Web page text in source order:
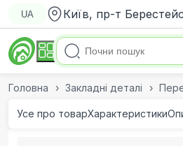
UA Київ, пр-т
Головна Закладні деталі
Усе про товарХарактеристики